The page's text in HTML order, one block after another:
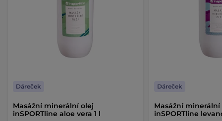
Masážní minerální olej
inSPORTline aloe vera 1 l
Dáreček
Masážní minerální
inSPORTline
Dáreček